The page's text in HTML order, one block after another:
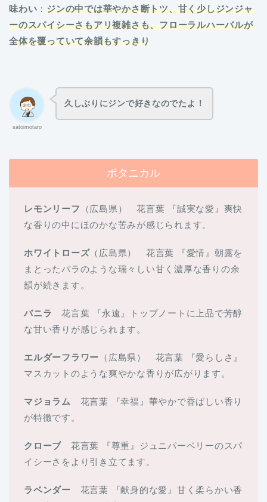
味わい ：ジンの中では華やかさ断トツ、甘く少しジンジャ
ーのスパイシーさもアリ複雑さも、フローラルハーバルが
全体を覆っていて余韻もすっきり
satoimotaro
久しぶりにジンで好きなのでたよ！
ボタニカル
レモンリーフ （広島県） 花言葉 『誠実な愛』爽快
な香りの中にほのかな苦みが感じられます。
ホワイトローズ（広島県） 花言葉 『愛情』朝露を
まとったバラのような瑞々しい甘く濃厚な香りの余
韻が続きます。
バニラ
花言葉 『永遠』トップノートに上品で芳醇
な甘い香りが感じられます。
エルダーフラワー （広島県） 花言葉 『愛らしさ』
マスカットのような爽やかな香りが広がります。
マジョラム
花言葉 『幸福』華やかで香ばしい香り
が特徴です。
クローブ 花言葉 『尊重』ジュニパーベリーのスパ
イシーさをより引き立てます。
ラベンダー 花言葉 『献身的な愛』甘く柔らかい香